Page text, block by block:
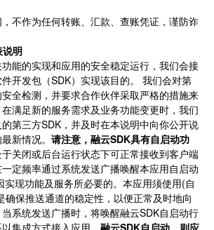
不作为任何转账、汇款、查账凭证，谨防诈
说明
能的实现和应用的安全稳定运行，我们会接
开发包（SDK）实现该目的。 我们会对第
全检测，并要求合作伙伴采取严格的措施来
满足新的服务需求及业务功能变更时，我们
第三方SDK，并及时在本说明中向你公开说
新情况。 请注意，融云SDK具有自启动功
关闭或后台运行状态下可正常接收到客户端
定频率通过系统发送广播唤醒本应用自启动
实现功能及服务所必要的。本应用须使用(自
确保推送通道的稳定性，以便正常及时地向
系统发送广播时，将唤醒融云SDK自启动行
集成方式接入应用， 融云SDK自启动 ， 则应